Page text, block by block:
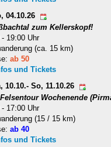
04.10.26
zum Kellerskopf!
19:00 Uhr
(ca. 15 km)
ab 50
und Tickets
10.10.- So, 11.10.26
Wochenende
17:00 Uhr
(15 / 15 km)
ab 40
und Tickets